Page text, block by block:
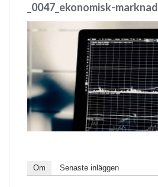
_0047_ekonomisk-marknad
Om Senaste inläggen